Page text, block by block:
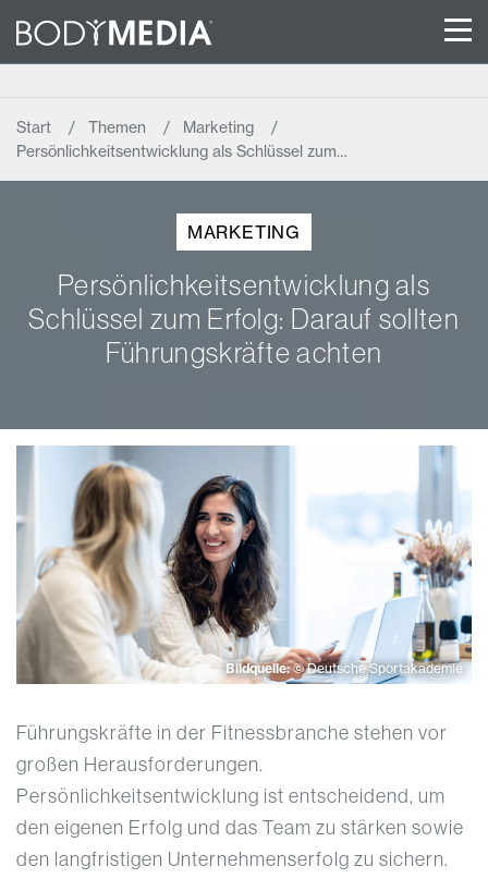
Start Themen
Marketing
Persönlichkeitsentwicklung als Schlüssel zum…
MARKETING
Persönlichkeitsentwicklung als
Schlüssel zum Erfolg: Darauf sollten
Führungskräfte achten
Bildquelle:© Deutsche Sportakademie
Führungskräfte in der Fitnessbranche stehen vor
großen Herausforderungen.
Persönlichkeitsentwicklung ist entscheidend, um
den eigenen Erfolg und das Team zu stärken sowie
den langfristigen Unternehmenserfolg zu sichern.